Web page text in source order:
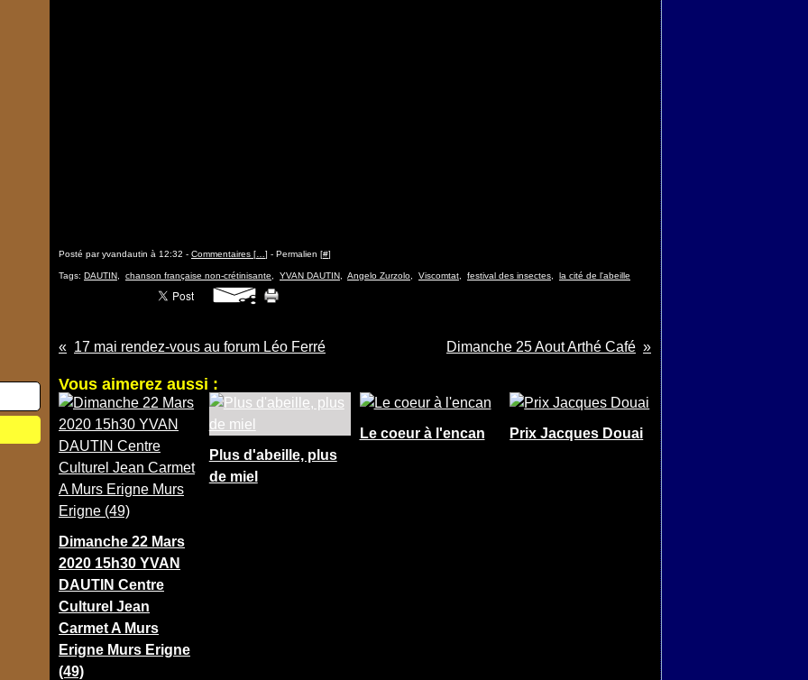
Posté par yvandautin à 12:32 - Commentaires [ ] - Permalien [#]
Tags: DAUTIN chanson française non-crétinisante YVAN DAUTIN Angelo Zurzolo Viscomtat festival des insectes la cité de l'abeille
17 mai rendez-vous au forum Léo Ferré Dimanche 25 Aout Arthé Café
Vous aimerez aussi :
Dimanche 22 Mars
2020 15h30 YVAN
DAUTIN Centre
Culturel Jean
Carmet A Murs
Erigne Murs Erigne
(49)
Plus d'abeille, plus
de miel
Le coeur à l'encan Prix Jacques Douai